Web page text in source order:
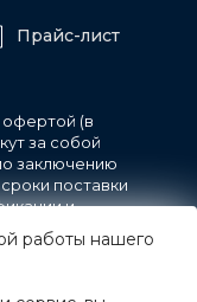
Прайс-лист
офертой (в
за собой
заключению
поставки
и
Спецификации на
работы нашего